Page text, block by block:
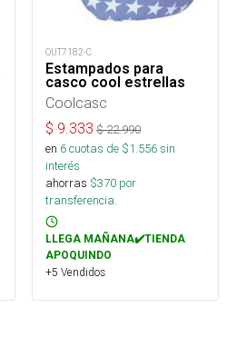
OUT7182-C
Estampados para
casco cool estrellas
Coolcasc
$ 9.333 $22.990
en 6cuotas de $1.556sin
interés
ahorras $370 por
transferencia.
LLEGA MAÑANA✔️TIENDA
APOQUINDO
+5 Vendidos